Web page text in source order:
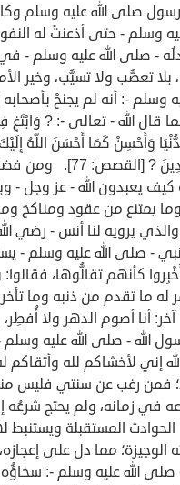
صلى الله عليه وسلم
وسلم - حتى أذعنتْ له
- صلى الله عليه وسلم - في
بلا تعصُّب ولا تسيُّب، وخير
وسلم -: أنه لم يجنحْ بأصحابه
قال الله - تعالى -: ? وَابْتَغِ
وَأَحْسِنْ كَمَا أَحْسَنَ اللَّهُ
الْأَرْضِ إِنَّ اللَّهَ لَا يُحِبُّ
كيف يعبدون الله - عز وجل -
يمتنع من عقود ومناكحَ
والذي يرويه لنا أنس - رضي
- صلى الله عليه وسلم -
كأنهم تقالُّوها،
ما تقدم من ذنبه وما
أنا أصوم الدهر ولا أُفطِر،
الله - صلى الله عليه
إني لأخشاكم لله
في زمانه، ولم يحتج
المستقبلة ويستنبط
مما دل على
الله عليه وسلم -: